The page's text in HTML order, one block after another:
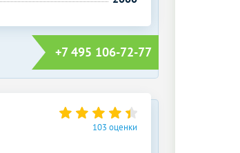
+7 495 106-72-77
103 оценки